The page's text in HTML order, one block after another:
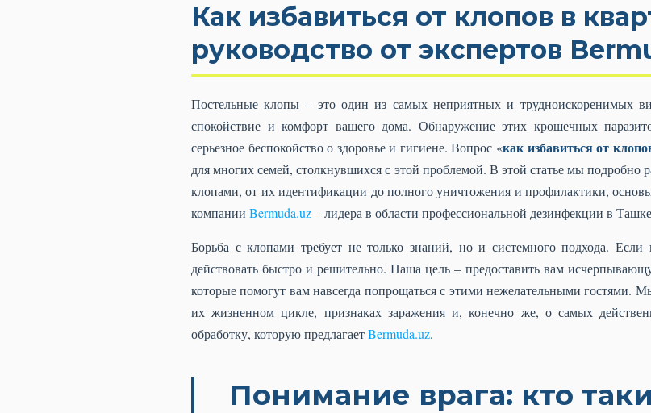
Как избавиться от клопов в
руководство от экспертов
Постельные клопы – это один из самых неприятных и трудноискоренимых
спокойствие и комфорт вашего дома. Обнаружение этих крошечных
серьезное беспокойство о здоровье и гигиене. Вопрос «как избавиться от
для многих семей, столкнувшихся с этой проблемой. В этой статье мы подробно
клопами, от их идентификации до полного уничтожения и профилактики,
компании Bermuda.uz– лидера в области профессиональной дезинфекции в
Борьба с клопами требует не только знаний, но и системного подхода.
действовать быстро и решительно. Наша цель – предоставить вам
которые помогут вам навсегда попрощаться с этими нежелательными гостями.
их жизненном цикле, признаках заражения и, конечно же, о самых
обработку, которую предлагаетBermuda.uz.
Понимание врага: кто